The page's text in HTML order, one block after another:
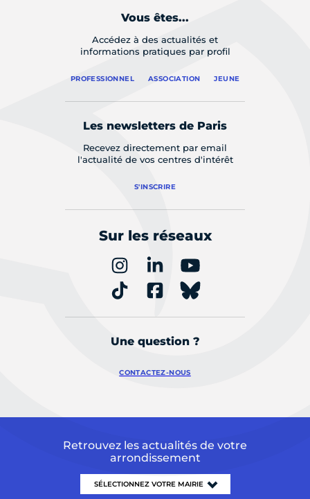
Vous êtes...
Accédez à des actualités et
informations pratiques par profil
PROFESSIONNEL ASSOCIATION JEUNE
Les newsletters de Paris
Recevez directement par email
l'actualité de vos centres d'intérêt
S'INSCRIRE
Sur les réseaux
Une question ?
CONTACTEZ-NOUS
Retrouvez les actualités de votre
arrondissement